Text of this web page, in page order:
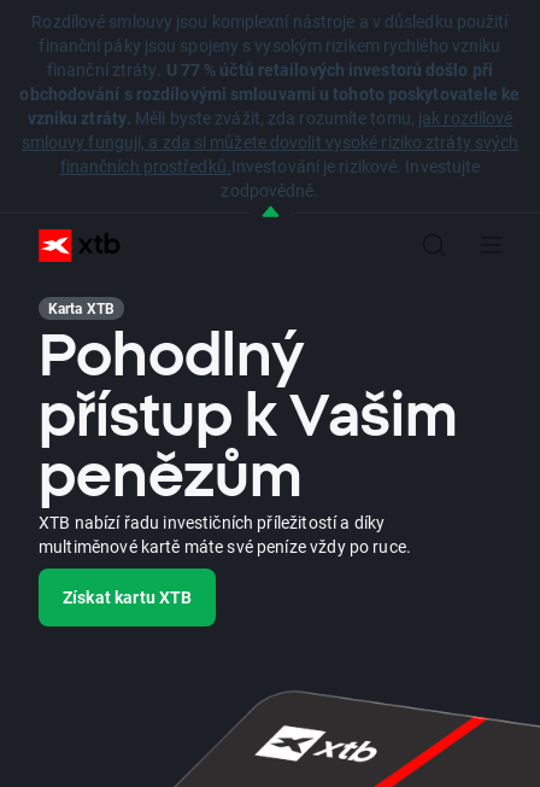
Rozdílové smlouvy jsou komplexní nástroje a v důsledku použití
finanční páky jsou spojeny s vysokým rizikem rychlého vzniku
finanční ztráty. U 77 % účtů retailových investorů došlo při
obchodování s rozdílovými smlouvami u tohoto poskytovatele ke
vzniku ztráty. Měli byste zvážit, zda rozumíte tomu, jak rozdílové
smlouvy fungují, a zda si můžete dovolit vysoké riziko ztráty svých
finančních prostředků.Investování je rizikové. Investujte
zodpovědně.
Karta XTB
Pohodlný
přístup k Vašim
penězům
XTB nabízí řadu investičních příležitostí a díky
multiměnové kartě máte své peníze vždy po ruce.
Získat kartu XTB